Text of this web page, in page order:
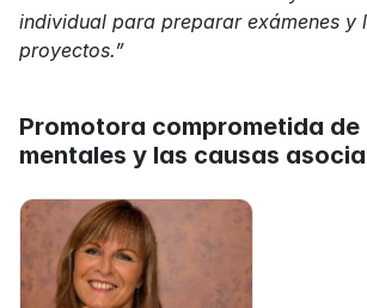
individual para preparar exámenes y
proyectos.”
Promotora comprometida de
mentales y las causas